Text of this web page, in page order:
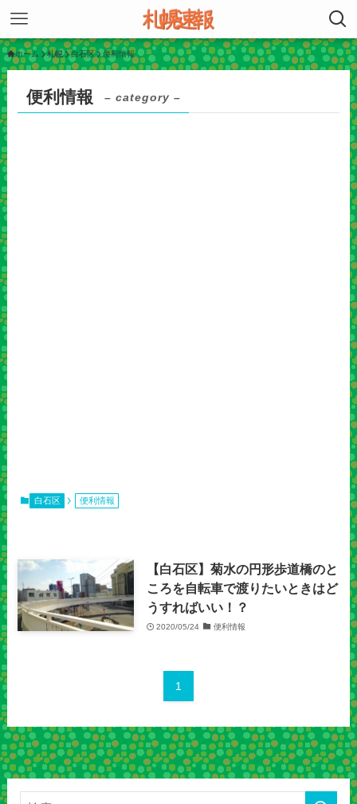
ホーム 札幌 白石区 便利情報
便利情報 – category –
白石区 便利情報
【白石区】菊水の円形歩道橋のと
ころを自転車で渡りたいときはど
うすればいい！？
2020/05/24 便利情報
1